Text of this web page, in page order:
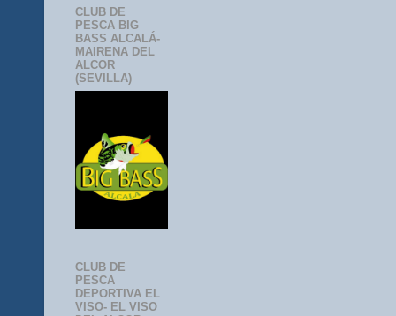
CLUB DE
PESCA BIG
BASS ALCALÁ-
MAIRENA DEL
ALCOR
(SEVILLA)
CLUB DE
PESCA
DEPORTIVA EL
VISO- EL VISO